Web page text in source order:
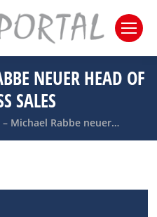
NEUER HEAD OF
SALES
– Michael Rabbe neuer…